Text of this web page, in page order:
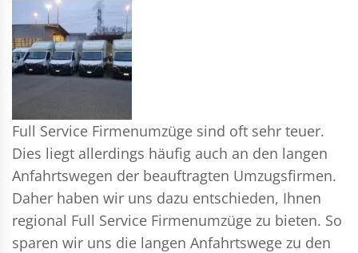
Full Service Firmenumzüge sind oft sehr teuer.
Dies liegt allerdings häufig auch an den langen
Anfahrtswegen der beauftragten Umzugsfirmen.
Daher haben wir uns dazu entschieden, Ihnen
regional Full Service Firmenumzüge zu bieten. So
sparen wir uns die langen Anfahrtswege zu den